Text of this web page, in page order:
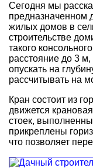
Сегодня мы
предназначенном
жилых домов в
строительстве
такого
расстояние до 3
опускать на
рассчитывать на
Кран состоит из
движется
стоек,
прикреплены
что позволяет